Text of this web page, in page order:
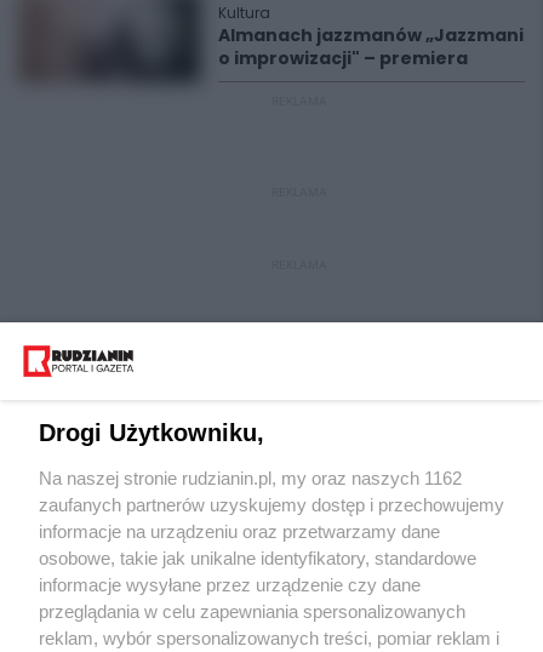
Kultura
Almanach jazzmanów „Jazzmani
o improwizacji" – premiera
Wydawca mediów lokalnych
Drogi Użytkowniku,
Na naszej stronie rudzianin.pl, my oraz naszych 1162
zaufanych partnerów uzyskujemy dostęp i przechowujemy
informacje na urządzeniu oraz przetwarzamy dane
osobowe, takie jak unikalne identyfikatory, standardowe
informacje wysyłane przez urządzenie czy dane
przeglądania w celu zapewniania spersonalizowanych
reklam, wybór spersonalizowanych treści, pomiar reklam i